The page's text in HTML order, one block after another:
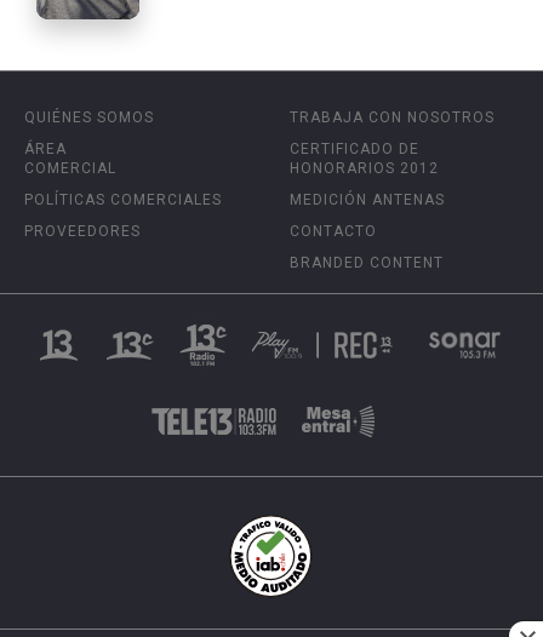
QUIÉNES SOMOS
ÁREA
COMERCIAL
POLÍTICAS COMERCIALES
PROVEEDORES
TRABAJA CON NOSOTROS
CERTIFICADO DE
HONORARIOS 2012
MEDICIÓN ANTENAS
CONTACTO
BRANDED CONTENT